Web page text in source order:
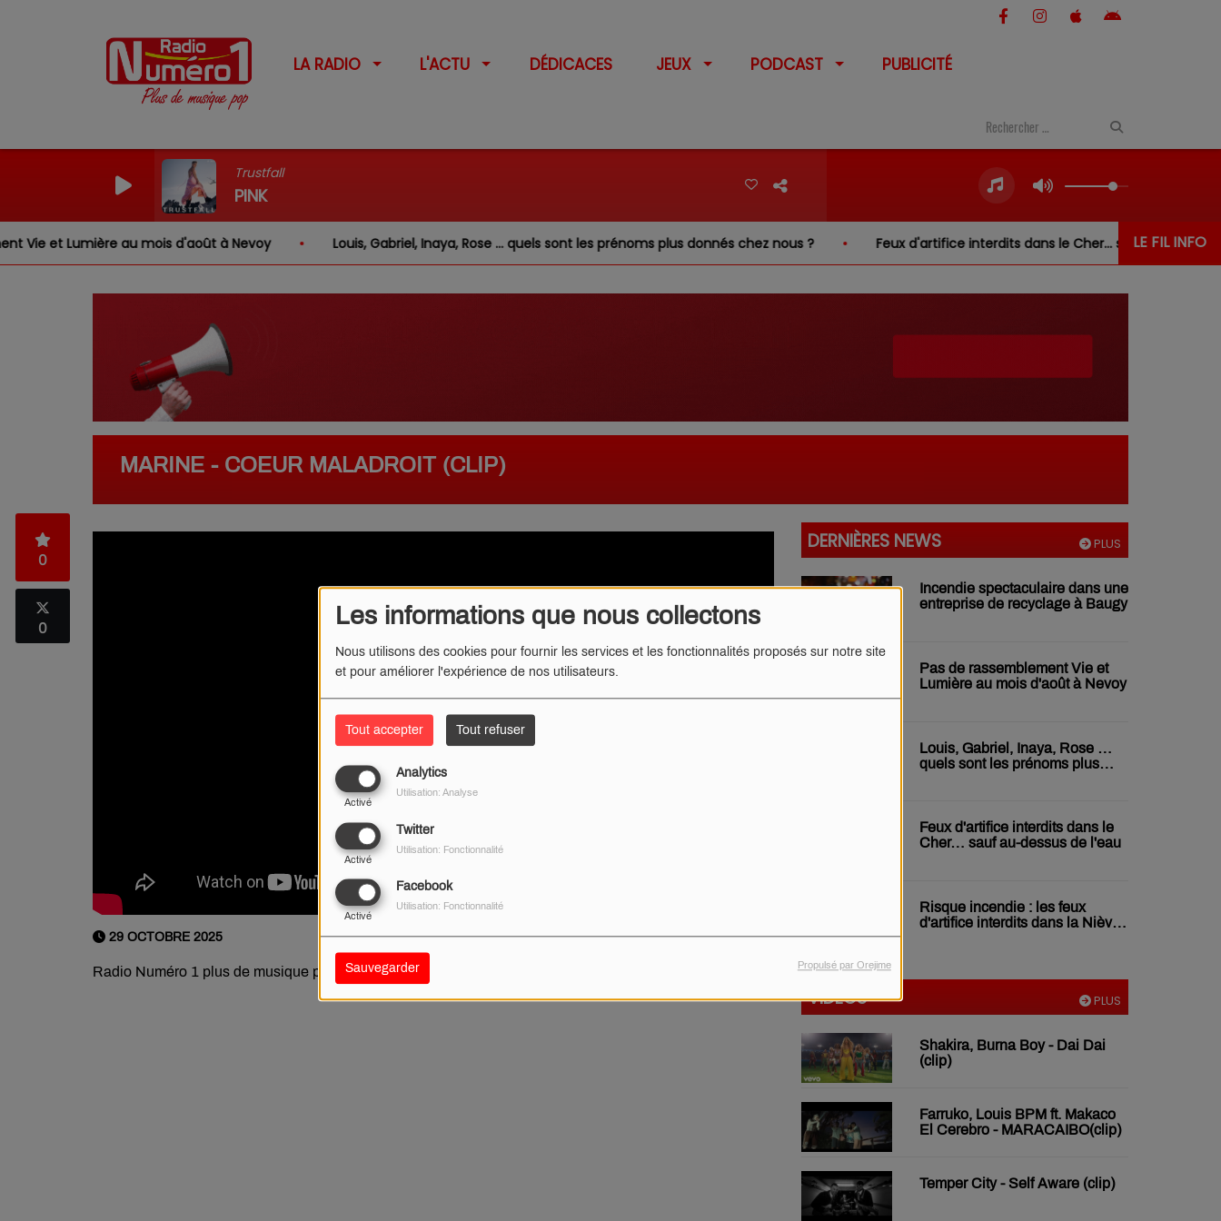
Les informations que nous collectons
Nous utilisons des cookies pour fournir les services et les fonctionnalités proposés sur notre site
et pour améliorer l'expérience de nos utilisateurs.
Tout accepter Tout refuser
Analytics
Activé
Utilisation: Analyse
Twitter
Activé
Utilisation: Fonctionnalité
Facebook
Activé
Utilisation: Fonctionnalité
Sauvegarder Propulsé par Orejime
LA RADIO L'ACTU DÉDICACES JEUX PODCAST PUBLICITÉ
Trustfall
PINK
LE FIL INFO
et Lumière au mois d'août à Nevoy Louis, Gabriel, Inaya, Rose … quels sont les prénoms plus donnés chez nous ? Feux d'artifice interdits dans le Cher… sauf au-dessus de
MARINE - COEUR MALADROIT (CLIP)
0
0
29 OCTOBRE 2025
Radio Numéro 1 plus de musique pop !
PLUS
DERNIÈRES NEWS
Incendie spectaculaire dans une
entreprise de recyclage à Baugy
Pas de rassemblement Vie et
Lumière au mois d'août à Nevoy
Louis, Gabriel, Inaya, Rose …
quels sont les prénoms plus
Feux d'artifice interdits dans le
Cher… sauf au-dessus de l'eau
Risque incendie : les feux
d'artifice interdits dans la Nièvre
PLUS
VIDÉOS
Shakira, Burna Boy - Dai Dai
(clip)
Farruko, Louis BPM ft. Makaco
El Cerebro - MARACAIBO(clip)
Temper City - Self Aware (clip)